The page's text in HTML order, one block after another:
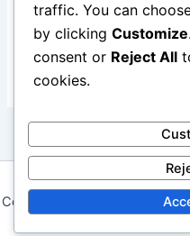
Copyright © 2026 airball.fr |
traffic. You can
by clicking Customize
consent or Reject All
cookies.